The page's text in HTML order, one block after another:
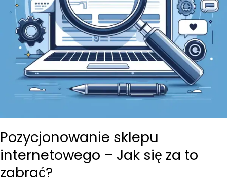
Pozycjonowanie sklepu
internetowego – Jak się za to
zabrać?